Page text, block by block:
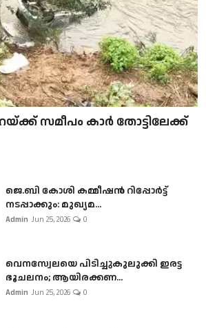
സമീപം കാർ തോട്ടിലേക്ക്
ജെ.ബി കോശി കമ്മീഷൻ റിപ്പോർട്ട്
നടപ്പാക്കും: മുഖ്യമ...
Admin Jun 25, 2026 0
വെനസ്വേലയെ പിടിച്ചുകുലുക്കി ഇരട്ട
ഭൂചലനം; ആയിരക്കണ...
Admin Jun 25, 2026 0